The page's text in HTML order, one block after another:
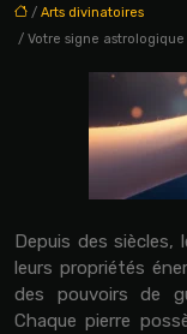
/ Arts divinatoires
/ Votre signe
Depuis des siècles, les pierres précieuses sont utilisées pour
leurs propriétés
des pouvoirs de
Chaque pierre